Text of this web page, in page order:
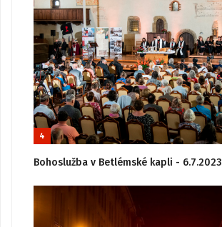
4
Bohoslužba v Betlémské kapli - 6.7.2023